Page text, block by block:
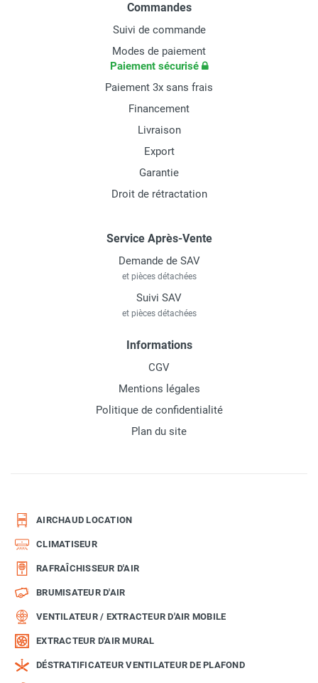
Commandes
Suivi de commande
Modes de paiement
Paiement sécurisé
Paiement 3x sans frais
Financement
Livraison
Export
Garantie
Droit de rétractation
Service Après-Vente
Demande de SAV
et pièces détachées
Suivi SAV
et pièces détachées
Informations
CGV
Mentions légales
Politique de confidentialité
Plan du site
AIRCHAUD LOCATION
CLIMATISEUR
RAFRAÎCHISSEUR D'AIR
BRUMISATEUR D'AIR
VENTILATEUR / EXTRACTEUR D'AIR MOBILE
EXTRACTEUR D'AIR MURAL
DÉSTRATIFICATEUR VENTILATEUR DE PLAFOND